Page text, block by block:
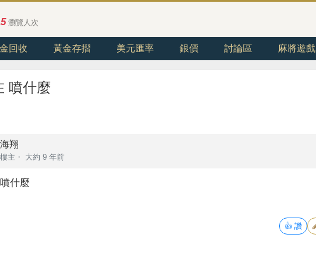
瀏覽人次
回收 黃金存摺 美元匯率 銀價 討論區 麻將遊戲
噴什麼
海翔
樓主 ・ 大約 9 年前
什麼
👍 讚